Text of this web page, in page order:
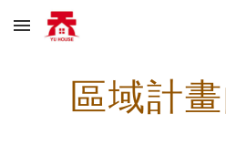
Skip to main content
區域計